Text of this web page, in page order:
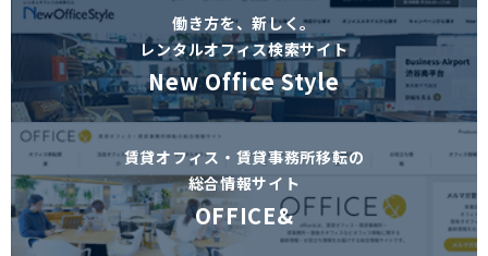
働き方を、新しく。
レンタルオフィス検索サイト
New Office Style
賃貸オフィス・賃貸事務所移転の
総合情報サイト
OFFICE&